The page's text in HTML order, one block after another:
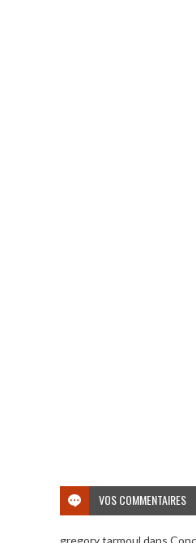
VOS COMMENTAIRES
gregory tarmoul dans